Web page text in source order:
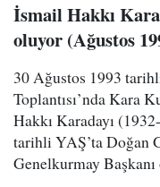
İsmail Hakkı
oluyor (Ağustos
30 Ağustos 1993
Toplantısı’nda Kara
Hakkı Karadayı
tarihli YAŞ’ta Doğan
Genelkurmay